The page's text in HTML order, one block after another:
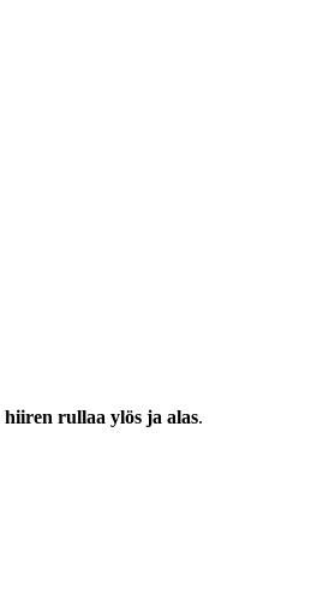
hiiren rullaa ylös ja alas.